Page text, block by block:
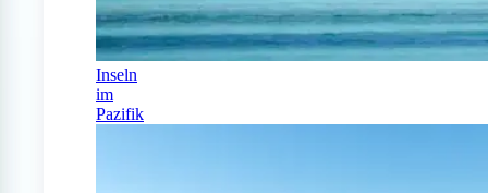
Inseln
im
Pazifik